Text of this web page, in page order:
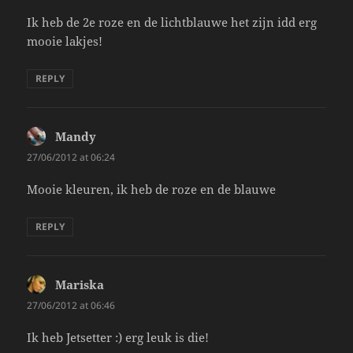
Ik heb de 2e roze en de lichtblauwe het zijn idd erg
mooie lakjes!
REPLY
Mandy
27/06/2012 at 06:24
Mooie kleuren, ik heb de roze en de blauwe
REPLY
Mariska
27/06/2012 at 06:46
Ik heb Jetsetter :) erg leuk is die!